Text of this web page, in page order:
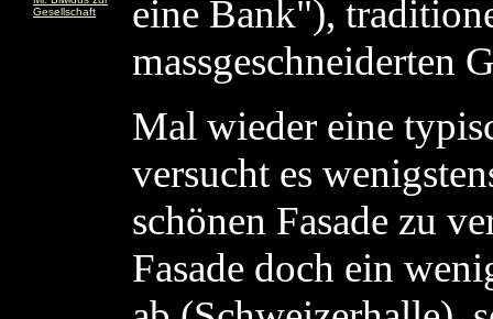
Gesellschaft
eine Bank"),
massgeschneiderten
Mal wieder eine
versucht es
schönen Fasade zu
Fasade doch ein